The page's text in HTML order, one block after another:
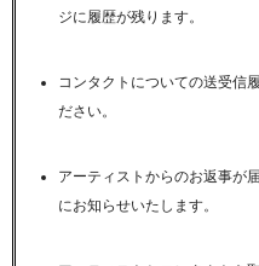
ジに履歴が残ります。
コンタクトについての送受信
ださい。
アーティストからのお返事が
にお知らせいたします。